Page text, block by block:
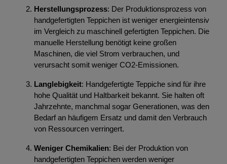
Herstellungsprozess: Der Produktionsprozess von
handgefertigten Teppichen ist weniger energieintensiv
im Vergleich zu maschinell gefertigten Teppichen. Die
manuelle Herstellung benötigt keine großen
Maschinen, die viel Strom verbrauchen, und
verursacht somit weniger CO2-Emissionen.
Langlebigkeit: Handgefertigte Teppiche sind für ihre
hohe Qualität und Haltbarkeit bekannt. Sie halten oft
Jahrzehnte, manchmal sogar Generationen, was den
Bedarf an häufigem Ersatz und damit den Verbrauch
von Ressourcen verringert.
Weniger Chemikalien: Bei der Produktion von
handgefertigten Teppichen werden weniger